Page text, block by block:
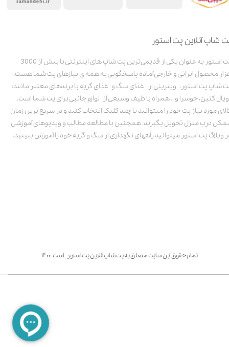
شاپ آنلاین پت استور
پت استور به عنوان یکی از قدیمی‌ترین پت شاپ های اینترنتی با بیش از 3000
محصول ایرانی و خارجی آماده پاسخگویی به همه ی نیازهای پت شما هست.
شاپ پت استور، ویترینی از غذای سگ و غذای گربه با برندهای معتبر مانند:
کنین، جوسرا و .. همراه با طیف وسیعی از لوازم جانبی برای پت شما است.
مورد نیاز پت خود را میتوانید با چند کلیک انتخاب کنید و در سریع ترین زمان
درب منزل تحویل بگیرید. همچنین با مطالعه مطالب و ویدیوهای آموزشی
وبلاگ پت استور میتوانید راههای نگهداری از سگ و گربه خود را آموزش ببینید.
تمام حقوق این سایت متعلق به پت شاپ آنلاین پت استور است. ۱۴۰۰